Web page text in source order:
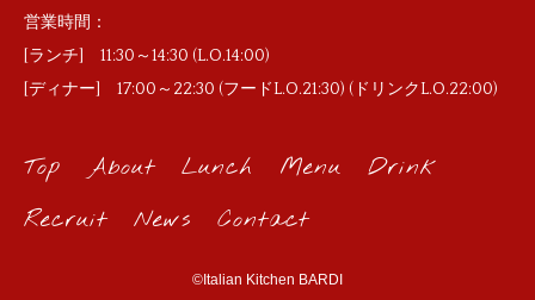
営業時間：
[ランチ] 11:30～14:30 (L.O.14:00)
[ディナー] 17:00～22:30 (フードL.O.21:30) (ドリンクL.O.22:00)
Top About Lunch Menu
Drink
Recruit
News Contact
©Italian Kitchen BARDI